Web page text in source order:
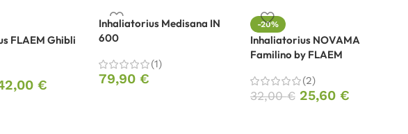
FLAEM Ghibli
€
Inhaliatorius Medisana IN
600
(1)
79,90€
-20%
Inhaliatorius NOVAMA
Familino by FLAEM
(2)
32,00€ 25,60 €